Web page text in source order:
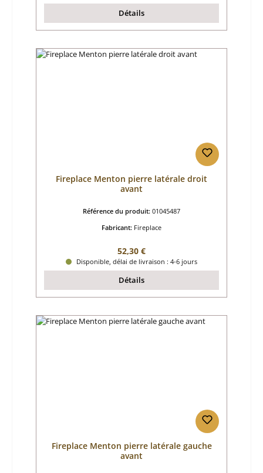
Détails
Fireplace Menton pierre latérale droit
avant
Référence du produit: 01045487
Fabricant: Fireplace
Prix régulier :
52,30 €
Disponible, délai de livraison : 4-6 jours
Détails
Fireplace Menton pierre latérale gauche
avant